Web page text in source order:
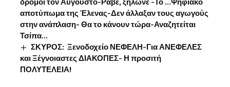
δρόμοι τον Αύγουστο-Ράβε, ξήλωνε -Το …Ψηφιακό
αποτύπωμα της Έλενας-Δεν άλλαξαν τους αγωγούς
στην ανάπλαση- Θα το κάνουν τώρα-Αναζητείται
Τσίπα…
ΣΚΥΡΟΣ: Ξενοδοχείο ΝΕΦΕΛΗ-Για ΑΝΕΦΕΛΕΣ
και Ξέγνοιαστες ΔΙΑΚΟΠΕΣ- Η προσιτή
ΠΟΛΥΤΕΛΕΙΑ!